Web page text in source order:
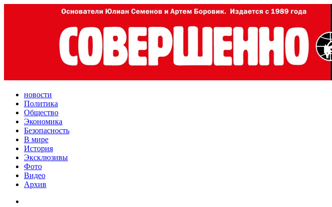
новости
Политика
Общество
Экономика
Безопасность
В мире
История
Эксклюзивы
Фото
Видео
Архив